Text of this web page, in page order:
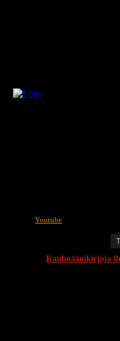
Youtube
Kauhuäänikirjoja